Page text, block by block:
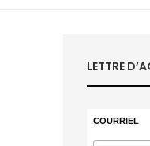
LETTRE
COURRIEL